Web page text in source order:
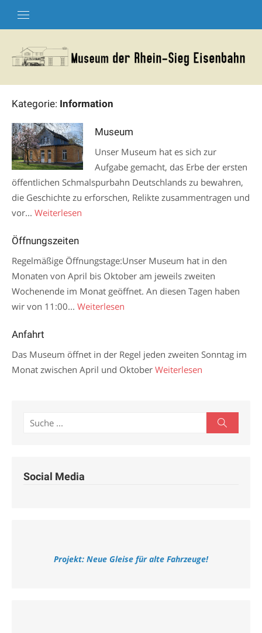
Kategorie: Information
Museum
Unser Museum hat es sich zur
Aufgabe gemacht, das Erbe der ersten
öffentlichen Schmalspurbahn Deutschlands zu bewahren,
die Geschichte zu erforschen, Relikte zusammentragen und
vor... Weiterlesen
Öffnungszeiten
Regelmäßige Öffnungstage:Unser Museum hat in den
Monaten von April bis Oktober am jeweils zweiten
Wochenende im Monat geöffnet. An diesen Tagen haben
wir von 11:00... Weiterlesen
Anfahrt
Das Museum öffnet in der Regel jeden zweiten Sonntag im
Monat zwischen April und Oktober Weiterlesen
Search
Social Media
Projekt: Neue Gleise für alte Fahrzeuge!